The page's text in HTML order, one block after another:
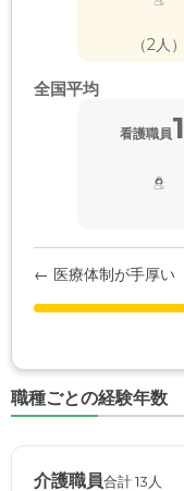
（2人）
全国平均
看護職員1
← 医療体制が手厚い
職種ごとの経験年数
介護職員合計 13人